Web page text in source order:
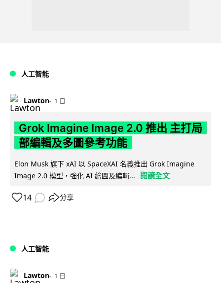
人工智能
Lawton 1 日
Grok Imagine Image 2.0 推出 主打局
部編輯及多圖參考功能
Elon Musk 旗下 xAI 以 SpaceXAI 名義推出 Grok Imagine
Image 2.0 模型，強化 AI 繪圖及編輯...
閱讀全文
14 分享
人工智能
Lawton 1 日